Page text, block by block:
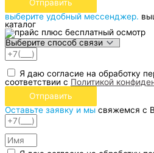
Отправить
выберите удобный мессенджер.
каталог
Я даю согласие на обработку
соответствии с Политикой
Отправить
Оставьте заявку и мы свяжемся с